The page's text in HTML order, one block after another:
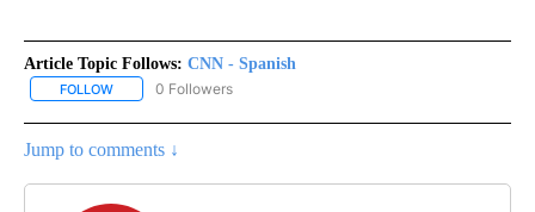
Article Topic Follows: CNN - Spanish
FOLLOW FOLLOW "CNN - SPANISH" TO RECEIVE NOTIFICATIONS ABOUT
0 Followers
Jump to comments ↓